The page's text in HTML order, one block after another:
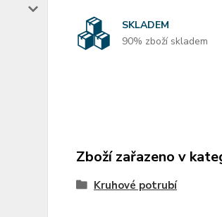
SKLADEM
90% zboží skladem
Zboží zařazeno v
Kruhové potrubí